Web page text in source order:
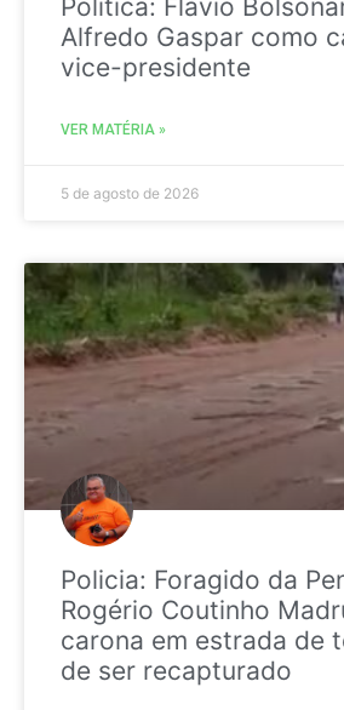
Politica: Flávio
Alfredo Gaspar como
vice-presidente
VER MATÉRIA »
5 de agosto de 2026
Policia: Foragido da
Rogério Coutinho
carona em estrada de
de ser recapturado